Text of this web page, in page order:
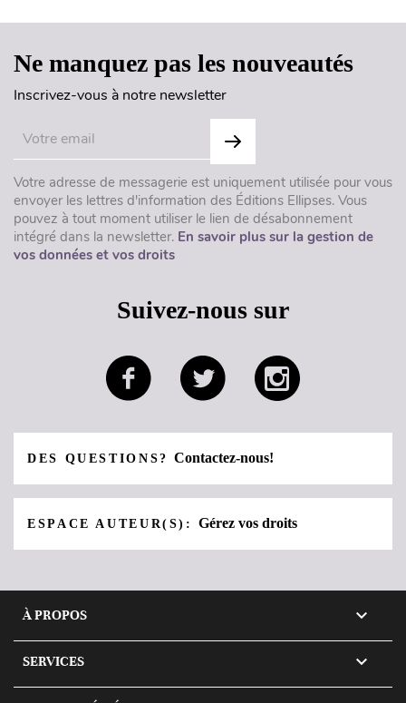
Ne manquez pas les nouveautés
Inscrivez-vous à notre newsletter
Votre adresse de messagerie est uniquement utilisée pour vous
envoyer les lettres d'information des Éditions Ellipses. Vous
pouvez à tout moment utiliser le lien de désabonnement
intégré dans la newsletter. En savoir plus sur la gestion de
vos données et vos droits
Suivez-nous sur
DES QUESTIONS?Contactez-nous!
ESPACE AUTEUR(S):Gérez vos droits
À PROPOS 
SERVICES 